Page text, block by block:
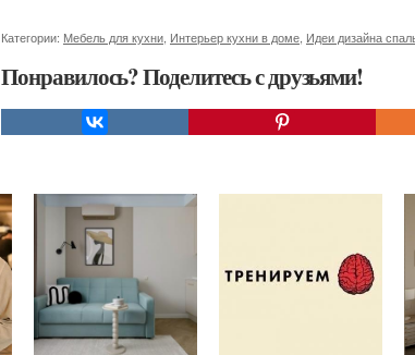
Категории: Мебель для кухни Интерьер кухни в доме Идеи дизайна
Понравилось? Поделитесь с друзьями!